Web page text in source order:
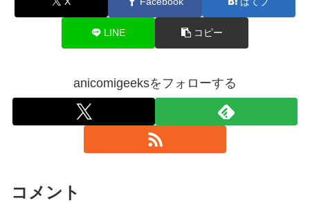
LINE コピー
anicomigeeksをフォローする
コメント